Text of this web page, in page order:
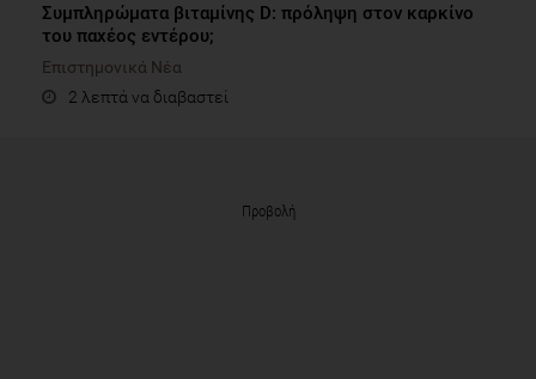
Συμπληρώματα βιταμίνης D: πρόληψη στον καρκίνο
του παχέος εντέρου;
Επιστημονικά Νέα
2 λεπτά να διαβαστεί
Προβολή